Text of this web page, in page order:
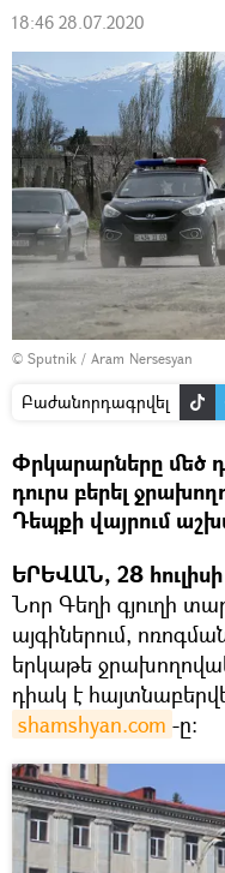
18:46 28.07.2020
© Sputnik / Aram Nersesyan
Բաժանորդագրվել
Փրկարարները մեծ
դուրս բերել
Դեպքի վայրում
ԵՐԵՎԱՆ, 28
Նոր Գեղի գյուղի
այգիներում,
երկաթե
դիակ է
shamshyan.com -ը։